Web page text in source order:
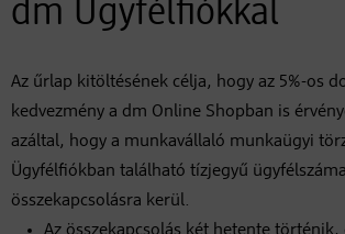
dm Ügyfélfiókkal
Az űrlap kitöltésének célja, hogy az 5%-os
kedvezmény a dm Online Shopban is
azáltal, hogy a munkavállaló munkaügyi
Ügyfélfiókban található tízjegyű ügyfélszáma
összekapcsolásra kerül.